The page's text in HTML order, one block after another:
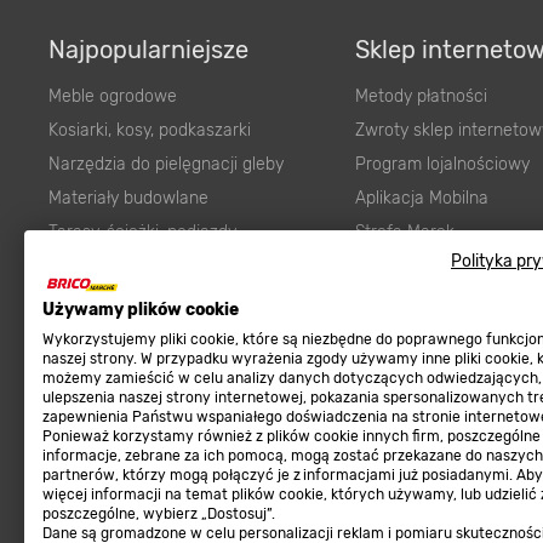
Polityka
Używamy plików cookie
Wykorzystujemy pliki cookie, które są niezbędne do poprawnego
naszej strony. W przypadku wyrażenia zgody używamy inne pliki cookie,
możemy zamieścić w celu analizy danych dotyczących odwiedzających,
ulepszenia naszej strony internetowej, pokazania spersonalizowanych
zapewnienia Państwu wspaniałego doświadczenia na stronie
Ponieważ korzystamy również z plików cookie innych firm, poszczególne
informacje, zebrane za ich pomocą, mogą zostać przekazane do naszych
partnerów, którzy mogą połączyć je z informacjami już posiadanymi.
więcej informacji na temat plików cookie, których używamy, lub udzielić
poszczególne, wybierz „Dostosuj”.
Dane są gromadzone w celu personalizacji reklam i pomiaru
Najpopularniejsze
Meble ogrodowe
Kosiarki, kosy, podkaszarki
Narzędzia do pielęgnacji gleby
Materiały budowlane
Tarasy, ścieżki, podjazdy
Karma dla psa
Ogród
Farby wewnętrzne białe
Elektryka
Panele
Elektronarzędzia
Płytki
Panele podłogowe
Sklep
Metody płatności
Zwroty sklep
Program lojalnościowy
Aplikacja Mobilna
Strefa Marek
Prawny obowiązek
zgodności towaru z
Program Brico PRO
Regulaminy